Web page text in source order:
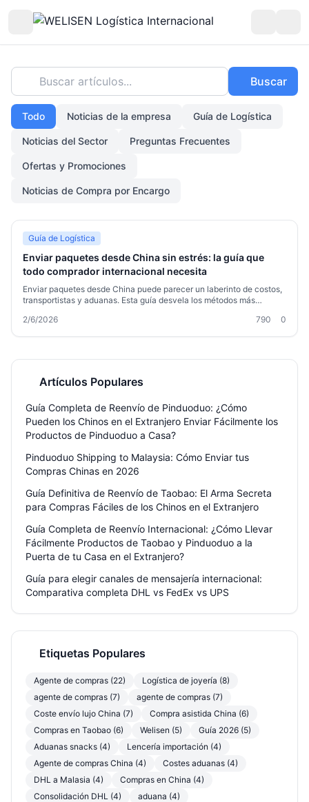
Buscar artículos... Buscar
Todo Noticias de la empresa Guía de Logística
Noticias del Sector Preguntas Frecuentes
Ofertas y Promociones
Noticias de Compra por Encargo
Guía de Logística
Enviar paquetes desde China sin estrés: la guía que
todo comprador internacional necesita
Enviar paquetes desde China puede parecer un laberinto de costos,
transportistas y aduanas. Esta guía desvela los métodos más
el uso de correos y courier internacional hasta la opción más
2/6/2026 790 0
Artículos Populares
Guía Completa de Reenvío de Pinduoduo: ¿Cómo
Pueden los Chinos en el Extranjero Enviar Fácilmente los
Productos de Pinduoduo a Casa?
Pinduoduo Shipping to Malaysia: Cómo Enviar tus
Compras Chinas en 2026
Guía Definitiva de Reenvío de Taobao: El Arma Secreta
para Compras Fáciles de los Chinos en el Extranjero
Guía Completa de Reenvío Internacional: ¿Cómo Llevar
Fácilmente Productos de Taobao y Pinduoduo a la
Puerta de tu Casa en el Extranjero?
Guía para elegir canales de mensajería internacional:
Comparativa completa DHL vs FedEx vs UPS
Etiquetas Populares
Agente de compras (22)
Logística de joyería (8)
agente de compras (7)
agente de compras (7)
Coste envío lujo China (7)
Compra asistida China (6)
Compras en Taobao (6)
Welisen (5)
Guía 2026 (5)
Aduanas snacks (4)
Lencería importación (4)
Agente de compras China (4)
Costes aduanas (4)
DHL a Malasia (4)
Compras en China (4)
Consolidación DHL (4)
aduana (4)